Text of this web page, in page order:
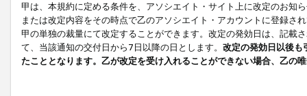
甲は、本規約に定める条件を、アソシエイト・サイト上に改定のお知
または改定内容をその時点で乙のアソシエイト・アカウントに登録さ
甲の単独の裁量にて改定することができます。改定の発効日は、記載
て、当該通知の交付日から7日以降の日とします。 改定の発効日以後も
たこととなります。乙が改定を受け入れることができない場合、乙の